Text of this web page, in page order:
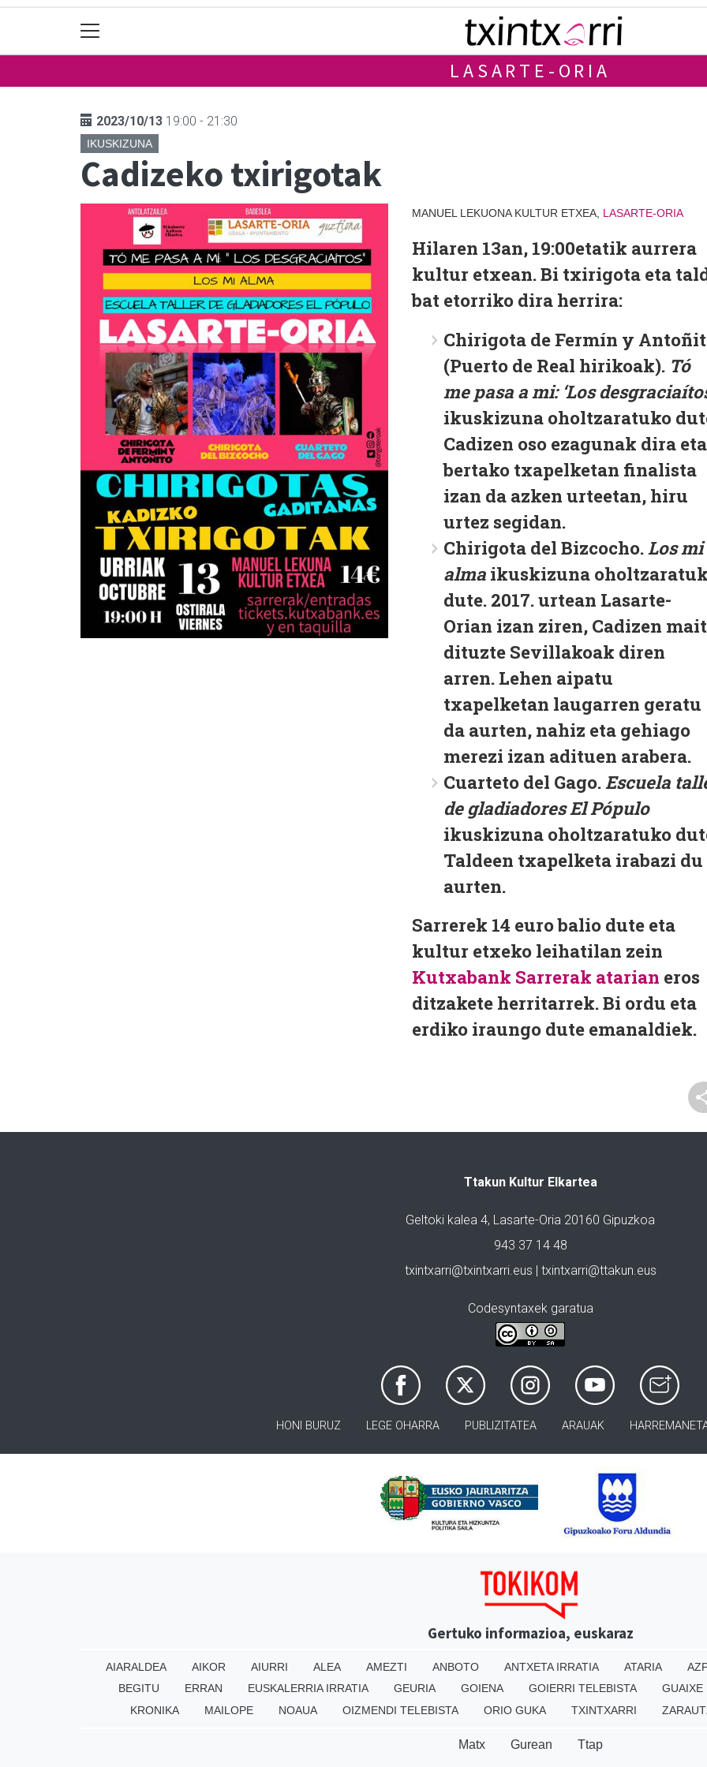
LASARTE-ORIA
2023/10/13 19:00 - 21:30
IKUSKIZUNA
Cadizeko txirigotak
MANUEL LEKUONA KULTUR ETXEA, LASARTE-ORIA
Hilaren 13an, 19:00etatik aurrera
kultur etxean. Bi txirigota eta
bat etorriko dira herrira:
Chirigota de Fermín y
(Puerto de Real hirikoak). Tó
me pasa a mi: ‘Los
ikuskizuna oholtzaratuko
Cadizen oso ezagunak dira eta
bertako txapelketan finalista
izan da azken urteetan, hiru
urtez segidan.
Chirigota del Bizcocho.Los mi
alma ikuskizuna
dute. 2017. urtean Lasarte-
Orian izan ziren, Cadizen
dituzte Sevillakoak diren
arren. Lehen aipatu
txapelketan laugarren geratu
da aurten, nahiz eta gehiago
merezi izan adituen arabera.
Cuarteto del Gago.Escuela
de gladiadores El Pópulo
ikuskizuna oholtzaratuko
Taldeen txapelketa irabazi du
aurten.
Sarrerek 14 euro balio dute eta
kultur etxeko leihatilan zein
Kutxabank Sarrerak atarian eros
ditzakete herritarrek. Bi ordu eta
erdiko iraungo dute emanaldiek.
Ttakun Kultur Elkartea
Geltoki kalea 4, Lasarte-Oria 20160 Gipuzkoa
943 37 14 48
txintxarri@txintxarri.eus | txintxarri@ttakun.eus
Codesyntaxek garatua
HONI BURUZ LEGE OHARRA PUBLIZITATEA ARAUAK
Gertuko informazioa, euskaraz
AIARALDEA AIKOR AIURRI ALEA AMEZTI ANBOTO ANTXETA IRRATIA ATARIA
BEGITU
ERRAN EUSKALERRIA IRRATIA GEURIA GOIENA GOIERRI TELEBISTA GUAIXE
KRONIKA
MAILOPE NOAUA OIZMENDI TELEBISTA ORIO GUKA TXINTXARRI
Matx Gurean Ttap